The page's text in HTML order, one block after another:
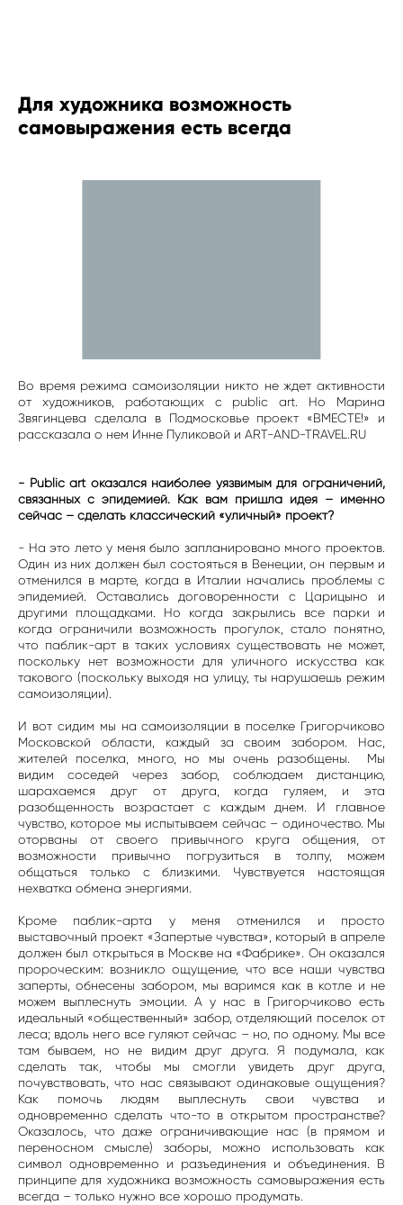
Для художника возможность
самовыражения есть всегда
Во время режима самоизоляции никто не ждет активности
от художников, работающих с public art. Но Марина
Звягинцева сделала в Подмосковье проект «ВМЕСТЕ!» и
рассказала о нем Инне Пуликовой и ART-AND-TRAVEL.RU
- Public art оказался наиболее уязвимым для ограничений,
связанных с эпидемией. Как вам пришла идея – именно
сейчас – сделать классический «уличный» проект?
- На это лето у меня было запланировано много проектов.
Один из них должен был состояться в Венеции, он первым и
отменился в марте, когда в Италии начались проблемы с
эпидемией. Оставались договоренности с Царицыно и
другими площадками. Но когда закрылись все парки и
когда ограничили возможность прогулок, стало понятно,
что паблик-арт в таких условиях существовать не может,
поскольку нет возможности для уличного искусства как
такового (поскольку выходя на улицу, ты нарушаешь режим
самоизоляции).
И вот сидим мы на самоизоляции в поселке Григорчиково
Московской области, каждый за своим забором. Нас,
жителей поселка, много, но мы очень разобщены. Мы
видим соседей через забор, соблюдаем дистанцию,
шарахаемся друг от друга, когда гуляем, и эта
разобщенность возрастает с каждым днем. И главное
чувство, которое мы испытываем сейчас – одиночество. Мы
оторваны от своего привычного круга общения, от
возможности привычно погрузиться в толпу, можем
общаться только с близкими. Чувствуется настоящая
нехватка обмена энергиями.
Кроме паблик-арта у меня отменился и просто
выставочный проект «Запертые чувства», который в апреле
должен был открыться в Москве на «Фабрике». Он оказался
пророческим: возникло ощущение, что все наши чувства
заперты, обнесены забором, мы варимся как в котле и не
можем выплеснуть эмоции. А у нас в Григорчиково есть
идеальный «общественный» забор, отделяющий поселок от
леса; вдоль него все гуляют сейчас – но, по одному. Мы все
там бываем, но не видим друг друга. Я подумала, как
сделать так, чтобы мы смогли увидеть друг друга,
почувствовать, что нас связывают одинаковые ощущения?
Как помочь людям выплеснуть свои чувства и
одновременно сделать что-то в открытом пространстве?
Оказалось, что даже ограничивающие нас (в прямом и
переносном смысле) заборы, можно использовать как
символ одновременно и разъединения и объединения. В
принципе для художника возможность самовыражения есть
всегда – только нужно все хорошо продумать.